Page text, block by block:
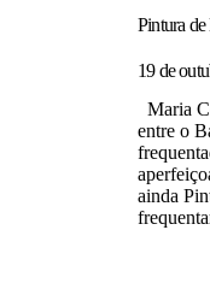
Pintura
19 de
Maria
entre o
ainda